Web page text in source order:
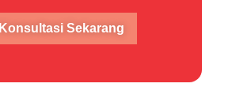
Konsultasi Sekarang